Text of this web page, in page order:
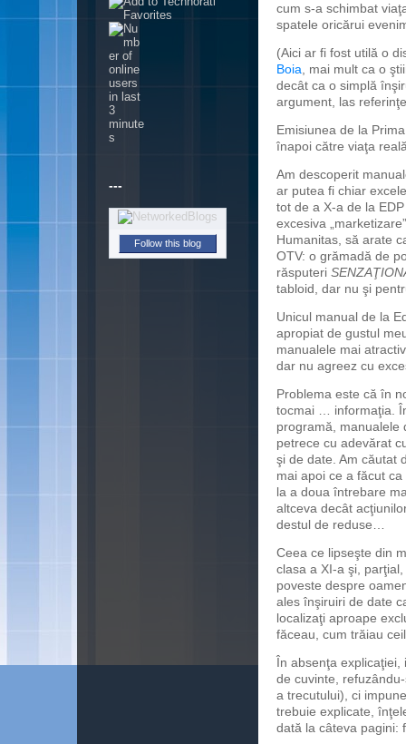
cum s-a schimbat
spatele oricărui
(Aici ar fi fost utilă o
Boia , mai mult ca o
decât ca o simplă
argument, las
Emisiunea de la
înapoi către viaţa
Am descoperit
ar putea fi chiar
tot de a X-a de la
excesiva
Humanitas, să arate
OTV: o grămadă de
răsputeri
tabloid, dar nu şi
Unicul manual de la
apropiat de gustul
manualele mai
dar nu agreez cu
Problema este că în
tocmai … informaţia.
programă, manualele
petrece cu adevărat
şi de date. Am căutat
mai apoi ce a făcut
la a doua întrebare
altceva decât
destul de reduse…
Ceea ce lipseşte din
clasa a XI-a şi,
poveste despre
ales înşiruiri de date
localizaţi aproape
făceau, cum trăiau
În absenţa
de cuvinte,
a trecutului), ci
trebuie explicate,
dată la câteva
---
Follow this blog